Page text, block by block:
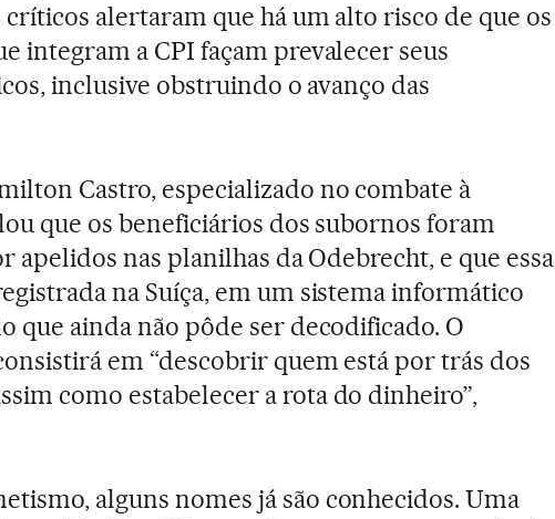
críticos alertaram que há um alto risco de que os
integram a CPI façam prevalecer seus
inclusive obstruindo o avanço das
Castro, especializado no combate à
que os beneficiários dos subornos foram
apelidos nas planilhas da Odebrecht, e que essa
na Suíça, em um sistema informático
que ainda não pôde ser decodificado. O
em “descobrir quem está por trás dos
como estabelecer a rota do dinheiro”,
alguns nomes já são conhecidos. Uma